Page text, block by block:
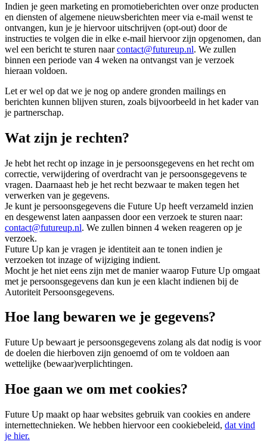
Indien je geen marketing en promotieberichten over onze producten
en diensten of algemene nieuwsberichten meer via e-mail wenst te
ontvangen, kun je je hiervoor uitschrijven (opt-out) door de
instructies te volgen die in elke e-mail hiervoor zijn opgenomen, dan
wel een bericht te sturen naarcontact@futureup.nl. We zullen
binnen een periode van 4 weken na ontvangst van je verzoek
hieraan voldoen.
Let er wel op dat we je nog op andere gronden mailings en
berichten kunnen blijven sturen, zoals bijvoorbeeld in het kader van
je partnerschap.
Wat zijn je rechten?
Je hebt het recht op inzage in je persoonsgegevens en het recht om
correctie, verwijdering of overdracht van je persoonsgegevens te
vragen. Daarnaast heb je het recht bezwaar te maken tegen het
verwerken van je gegevens.
Je kunt je persoonsgegevens die Future Up heeft verzameld inzien
en desgewenst laten aanpassen door een verzoek te sturen naar:
contact@futureup.nl. We zullen binnen 4 weken reageren op je
verzoek.
Future Up kan je vragen je identiteit aan te tonen indien je
verzoeken tot inzage of wijziging indient.
Mocht je het niet eens zijn met de manier waarop Future Up omgaat
met je persoonsgegevens dan kun je een klacht indienen bij de
Autoriteit Persoonsgegevens.
Hoe lang bewaren we je gegevens?
Future Up bewaart je persoonsgegevens zolang als dat nodig is voor
de doelen die hierboven zijn genoemd of om te voldoen aan
wettelijke (bewaar)verplichtingen.
Hoe gaan we om met cookies?
Future Up maakt op haar websites gebruik van cookies en andere
internettechnieken. We hebben hiervoor een cookiebeleid, dat vind
je hier.